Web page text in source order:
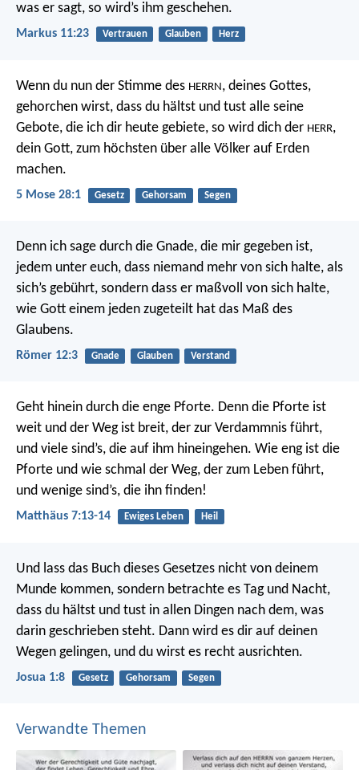
was er sagt, so wird’s ihm geschehen.
Markus 11:23 Vertrauen Glauben Herz
Wenn du nun der Stimme des HERRN, deines Gottes,
gehorchen wirst, dass du hältst und tust alle seine
Gebote, die ich dir heute gebiete, so wird dich der HERR,
dein Gott, zum höchsten über alle Völker auf Erden
machen.
5 Mose 28:1 Gesetz Gehorsam Segen
Denn ich sage durch die Gnade, die mir gegeben ist,
jedem unter euch, dass niemand mehr von sich halte, als
sich’s gebührt, sondern dass er maßvoll von sich halte,
wie Gott einem jeden zugeteilt hat das Maß des
Glaubens.
Römer 12:3 Gnade Glauben Verstand
Geht hinein durch die enge Pforte. Denn die Pforte ist
weit und der Weg ist breit, der zur Verdammnis führt,
und viele sind’s, die auf ihm hineingehen. Wie eng ist die
Pforte und wie schmal der Weg, der zum Leben führt,
und wenige sind’s, die ihn finden!
Matthäus 7:13-14 Ewiges Leben Heil
Und lass das Buch dieses Gesetzes nicht von deinem
Munde kommen, sondern betrachte es Tag und Nacht,
dass du hältst und tust in allen Dingen nach dem, was
darin geschrieben steht. Dann wird es dir auf deinen
Wegen gelingen, und du wirst es recht ausrichten.
Josua 1:8 Gesetz Gehorsam Segen
Verwandte Themen